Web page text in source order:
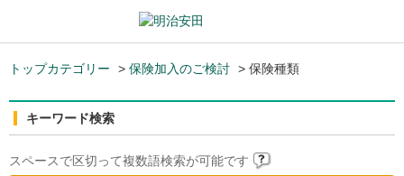
トップカテゴリー > 保険加入のご検討 > 保険種類
キーワード検索
スペースで区切って複数語検索が可能です